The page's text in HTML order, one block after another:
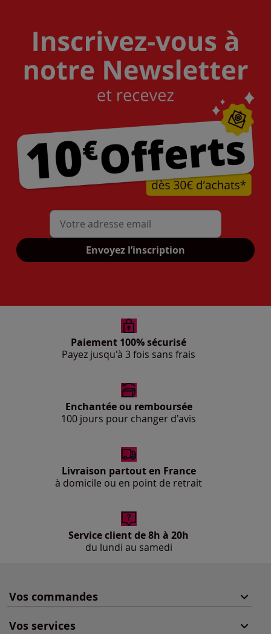
Mon adresse mail
Envoyez l’inscription
Paiement 100% sécurisé
Payez jusqu'à 3 fois sans frais
Enchantée ou remboursée
100 jours pour changer d'avis
Livraison partout en France
à domicile ou en point de retrait
Service client de 8h à 20h
du lundi au samedi
Vos commandes
Vos services